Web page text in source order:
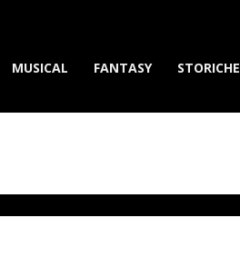
MUSICAL FANTASY STORICHE